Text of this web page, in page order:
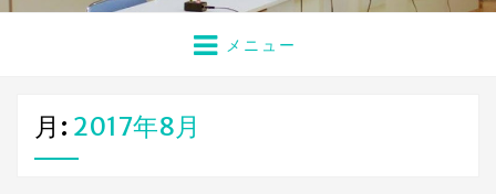
メニュー
月: 2017年8月